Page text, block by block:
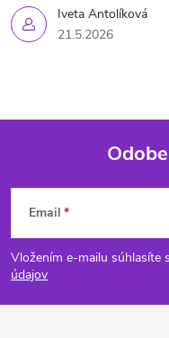
Iveta Antolíková
21.5.2026
Z
á
p
Email
Vložením e-mailu súhlasíte s
údajov